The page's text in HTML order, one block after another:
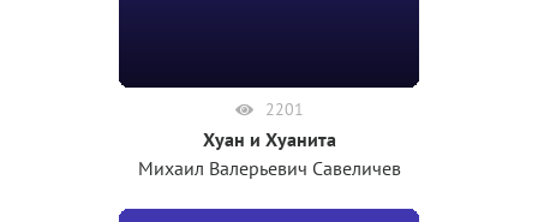
2201
Хуан и Хуанита
Михаил Валерьевич Савеличев